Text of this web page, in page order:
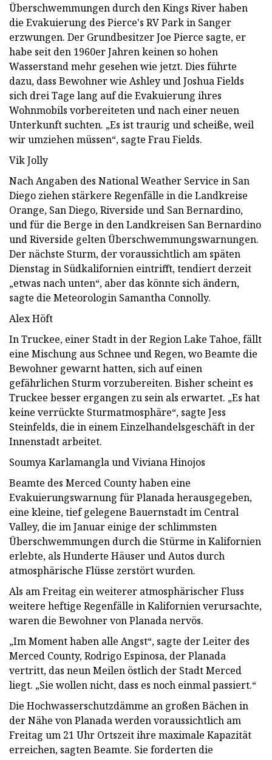
Überschwemmungen durch den Kings River haben
die Evakuierung des Pierce's RV Park in Sanger
erzwungen. Der Grundbesitzer Joe Pierce sagte, er
habe seit den 1960er Jahren keinen so hohen
Wasserstand mehr gesehen wie jetzt. Dies führte
dazu, dass Bewohner wie Ashley und Joshua Fields
sich drei Tage lang auf die Evakuierung ihres
Wohnmobils vorbereiteten und nach einer neuen
Unterkunft suchten. „Es ist traurig und scheiße, weil
wir umziehen müssen“, sagte Frau Fields.
Vik Jolly
Nach Angaben des National Weather Service in San
Diego ziehen stärkere Regenfälle in die Landkreise
Orange, San Diego, Riverside und San Bernardino,
und für die Berge in den Landkreisen San Bernardino
und Riverside gelten Überschwemmungswarnungen.
Der nächste Sturm, der voraussichtlich am späten
Dienstag in Südkalifornien eintrifft, tendiert derzeit
„etwas nach unten“, aber das könnte sich ändern,
sagte die Meteorologin Samantha Connolly.
Alex Höft
In Truckee, einer Stadt in der Region Lake Tahoe, fällt
eine Mischung aus Schnee und Regen, wo Beamte die
Bewohner gewarnt hatten, sich auf einen
gefährlichen Sturm vorzubereiten. Bisher scheint es
Truckee besser ergangen zu sein als erwartet. „Es hat
keine verrückte Sturmatmosphäre“, sagte Jess
Steinfelds, die in einem Einzelhandelsgeschäft in der
Innenstadt arbeitet.
Soumya Karlamangla und Viviana Hinojos
Beamte des Merced County haben eine
Evakuierungswarnung für Planada herausgegeben,
eine kleine, tief gelegene Bauernstadt im Central
Valley, die im Januar einige der schlimmsten
Überschwemmungen durch die Stürme in Kalifornien
erlebte, als Hunderte Häuser und Autos durch
atmosphärische Flüsse zerstört wurden.
Als am Freitag ein weiterer atmosphärischer Fluss
weitere heftige Regenfälle in Kalifornien verursachte,
waren die Bewohner von Planada nervös.
„Im Moment haben alle Angst“, sagte der Leiter des
Merced County, Rodrigo Espinosa, der Planada
vertritt, das neun Meilen östlich der Stadt Merced
liegt. „Sie wollen nicht, dass es noch einmal passiert.“
Die Hochwasserschutzdämme an großen Bächen in
der Nähe von Planada werden voraussichtlich am
Freitag um 21 Uhr Ortszeit ihre maximale Kapazität
erreichen, sagten Beamte. Sie forderten die